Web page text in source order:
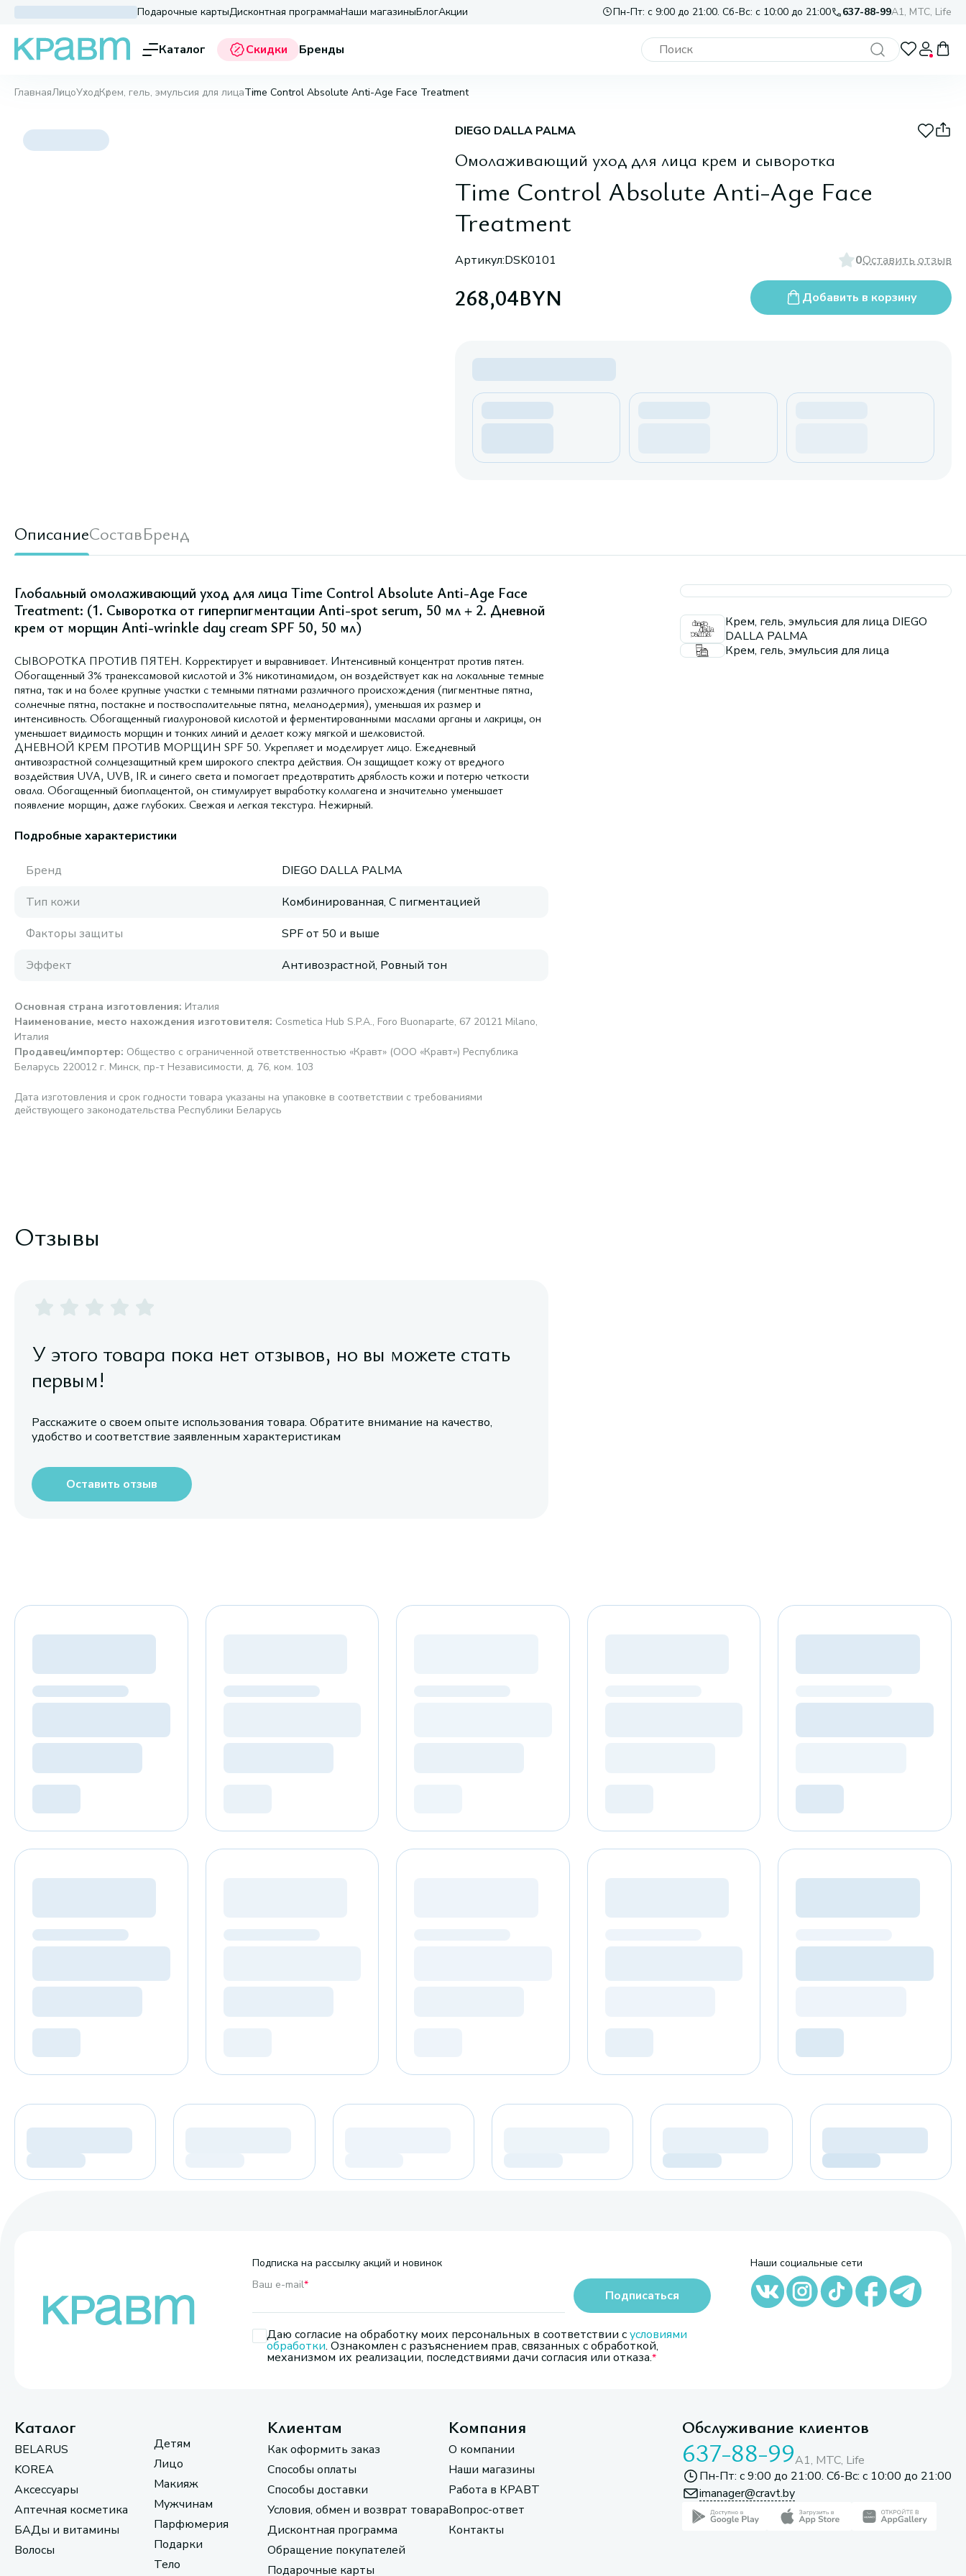
Подарочные картыДисконтная программаНаши магазиныБлогАкции Пн-Пт: с 9:00 до 21:00. Сб-Вс: с 10:00 до 21:00 637-88-99A1, МТС, Life
Каталог Скидки Бренды
ГлавнаяЛицоУходКрем, гель, эмульсия для лицаTime Control Absolute Anti-Age Face Treatment
DIEGO DALLA PALMA
Омолаживающий уход для лица крем и сыворотка
Time Control Absolute Anti-Age Face
Treatment
Артикул:DSK0101 0Оставить отзыв
268,04BYN Добавить в корзину
ОписаниеСоставБренд
Глобальный омолаживающий уход для лица Time Control Absolute Anti-Age Face
Treatment: (1. Сыворотка от гиперпигментации Anti-spot serum, 50 мл + 2. Дневной
крем от морщин Anti-wrinkle day cream SPF 50, 50 мл)
СЫВОРОТКА ПРОТИВ ПЯТЕН. Корректирует и выравнивает. Интенсивный концентрат против пятен.
Обогащенный 3% транексамовой кислотой и 3% никотинамидом, он воздействует как на локальные темные
пятна, так и на более крупные участки с темными пятнами различного происхождения (пигментные пятна,
солнечные пятна, постакне и поствоспалительные пятна, меланодермия), уменьшая их размер и
интенсивность. Обогащенный гиалуроновой кислотой и ферментированными маслами арганы и лакрицы, он
уменьшает видимость морщин и тонких линий и делает кожу мягкой и шелковистой.
ДНЕВНОЙ КРЕМ ПРОТИВ МОРЩИН SPF 50. Укрепляет и моделирует лицо. Ежедневный
антивозрастной солнцезащитный крем широкого спектра действия. Он защищает кожу от вредного
воздействия UVA, UVB, IR и синего света и помогает предотвратить дряблость кожи и потерю четкости
овала. Обогащенный биоплацентой, он стимулирует выработку коллагена и значительно уменьшает
появление морщин, даже глубоких. Свежая и легкая текстура. Нежирный.
Подробные характеристики
Бренд
DIEGO DALLA PALMA
Тип кожи
Комбинированная, С пигментацией
Факторы защиты
SPF от 50 и выше
Эффект
Антивозрастной, Ровный тон
Основная страна изготовления: Италия
Наименование, место нахождения изготовителя: Cosmetica Hub S.P.A., Foro Buonaparte, 67 20121 Milano,
Италия
Продавец/импортер: Общество с ограниченной ответственностью «Кравт» (ООО «Кравт») Республика
Беларусь 220012 г. Минск, пр-т Независимости, д. 76, ком. 103
Дата изготовления и срок годности товара указаны на упаковке в соответствии с требованиями
действующего законодательства Республики Беларусь
Крем, гель, эмульсия для лица DIEGO
DALLA PALMA
Крем, гель, эмульсия для лица
Отзывы
У этого товара пока нет отзывов, но вы можете стать
первым!
Расскажите о своем опыте использования товара. Обратите внимание на качество,
удобство и соответствие заявленным характеристикам
Оставить отзыв
Подписка на рассылку акций и новинок
Ваш e-mail*
Даю согласие на обработку моих персональных в соответствии сусловиями
обработки. Ознакомлен с разъяснением прав, связанных с обработкой,
механизмом их реализации, последствиями дачи согласия или отказа.
Подписаться
Наши социальные сети
Каталог
BELARUS
KOREA
Аксессуары
Аптечная косметика
БАДы и витамины
Волосы
Детям
Лицо
Макияж
Мужчинам
Парфюмерия
Подарки
Тело
Клиентам
Как оформить заказ
Способы оплаты
Способы доставки
Условия, обмен и возврат товара
Дисконтная программа
Обращение покупателей
Подарочные карты
Компания
О компании
Наши магазины
Работа в КРАВТ
Вопрос-ответ
Контакты
Обслуживание клиентов
637-88-99A1, МТС, Life
Пн-Пт: с 9:00 до 21:00. Сб-Вс: с 10:00 до 21:00
imanager@cravt.by